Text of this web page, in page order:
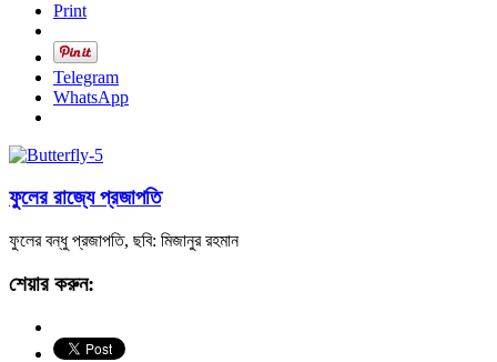
Print
Telegram
WhatsApp
ফুলের রাজ্যে প্রজাপতি
ফুলের বন্ধু প্রজাপতি, ছবি: মিজানুর রহমান
শেয়ার করুন: